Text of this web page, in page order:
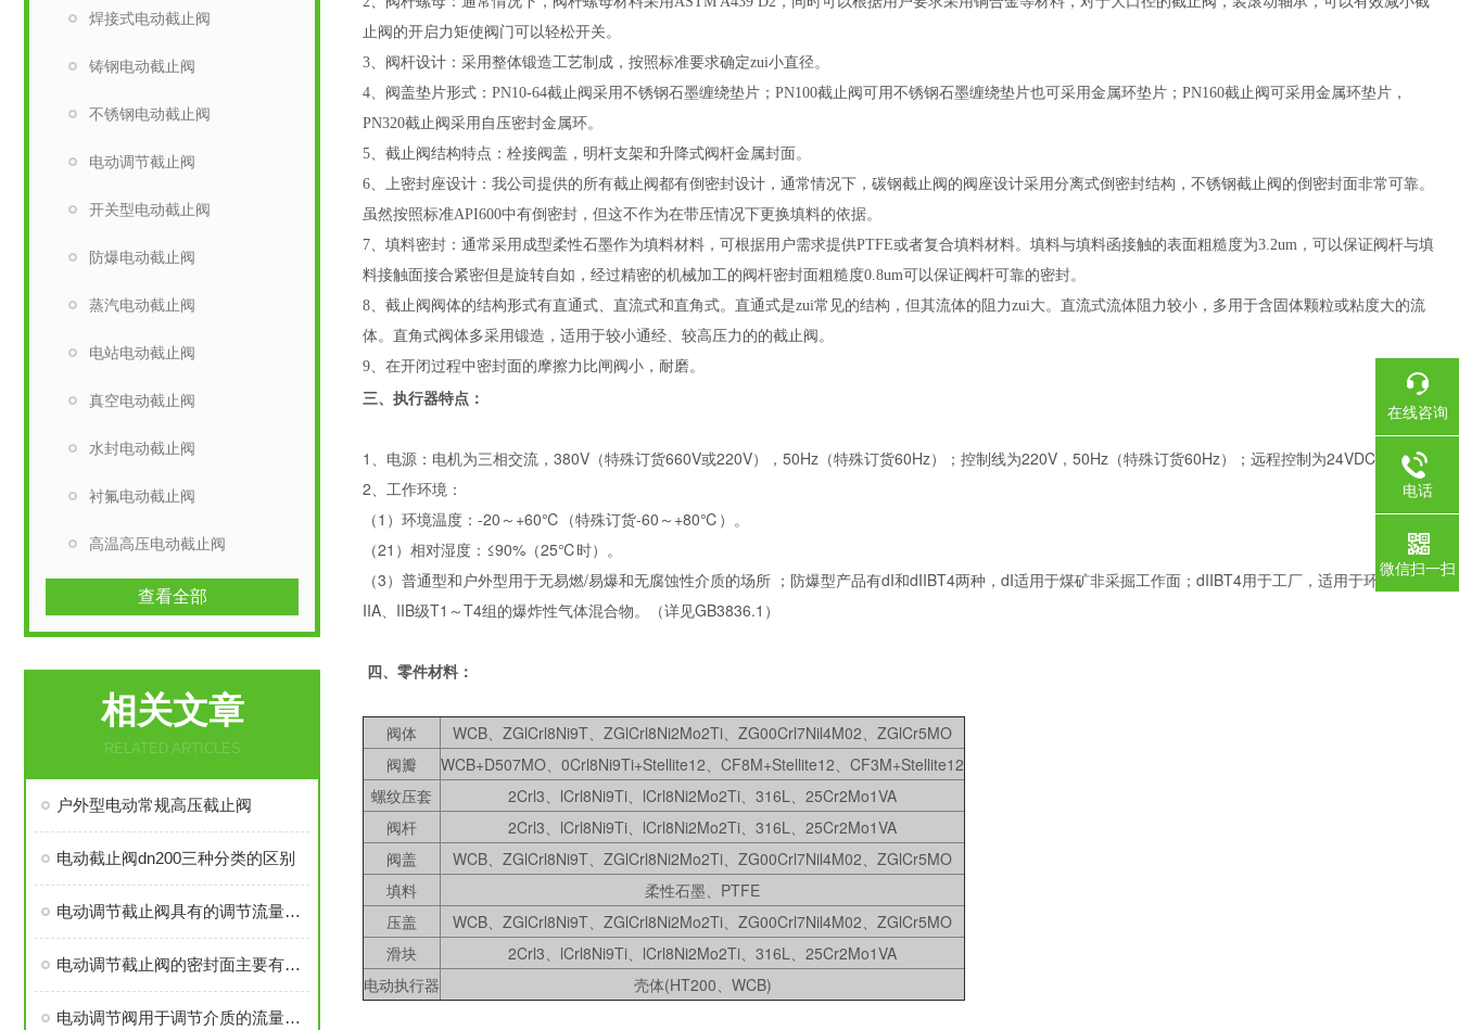
焊接式电动截止阀
铸钢电动截止阀
不锈钢电动截止阀
电动调节截止阀
开关型电动截止阀
防爆电动截止阀
蒸汽电动截止阀
电站电动截止阀
真空电动截止阀
水封电动截止阀
衬氟电动截止阀
高温高压电动截止阀
查看全部
相关文章
RELATED ARTICLES
户外型电动常规高压截止阀
电动截止阀dn200三种分类的区别
电动调节截止阀具有的调节流量的作用
电动调节截止阀的密封面主要有平面和锥面两种
电动调节阀用于调节介质的流量、压力和液位
止阀的开启力矩使阀门可以轻松开关。
3、 阀杆设计：采用整体锻造工艺制成，按照标准要求确定zui小直径。
4、 阀盖垫片形式：PN10-64截止阀采用不锈钢石墨缠绕垫片；PN100截止阀可用不锈钢石墨缠绕垫片也可采用金属环垫片；PN160截止阀可采用金属环垫片，
PN320截止阀采用自压密封金属环。
5、 截止阀结构特点：栓接阀盖，明杆支架和升降式阀杆金属封面。
6、 上密封座设计：我公司提供的所有截止阀都有倒密封设计，通常情况下，碳钢截止阀的阀座设计采用分离式倒密封结构，不锈钢截止阀的倒密封面非常可靠。
虽然按照标准API600中有倒密封，但这不作为在带压情况下更换填料的依据。
7、 填料密封：通常采用成型柔性石墨作为填料材料，可根据用户需求提供PTFE或者复合填料材料。填料与填料函接触的表面粗糙度为3.2um，可以保证阀杆与填
料接触面接合紧密但是旋转自如，经过精密的机械加工的阀杆密封面粗糙度0.8um可以保证阀杆可靠的密封。
8、 截止阀阀体的结构形式有直通式、直流式和直角式。直通式是zui常见的结构，但其流体的阻力zui大。直流式流体阻力较小，多用于含固体颗粒或粘度大的流
体。直角式阀体多采用锻造，适用于较小通经、较高压力的的截止阀。
9、在开闭过程中密封面的摩擦力比闸阀小，耐磨。
三、执行器特点：
1、电源：电机为三相交流，380V（特殊订货660V或220V），50Hz（特殊订货60Hz）；控制线为220V，50Hz（特殊订货60Hz）；远程控制为24VDC。
2、工作环境：
（1）环境温度：-20～+60℃（特殊订货-60～+80℃）。
（21）相对湿度：≤90%（25℃时）。
（3）普通型和户外型用于无易燃/易爆和无腐蚀性介质的场所 ；防爆型产品有dI和dIIBT4两种，dI适用于煤矿非采掘工作面；dIIBT4用于工厂，适用于环境为
IIA、IIB级T1～T4组的爆炸性气体混合物。（详见GB3836.1）
四、零件材料：
阀体
WCB、ZGlCrl8Ni9T、ZGlCrl8Ni2Mo2Ti、ZG00Crl7Nil4M02、ZGlCr5MO
阀瓣
WCB+D507MO、0Crl8Ni9Ti+Stellite12、CF8M+Stellite12、CF3M+Stellite12
螺纹压套
2Crl3、lCrl8Ni9Ti、lCrl8Ni2Mo2Ti、316L、25Cr2Mo1VA
阀杆
2Crl3、lCrl8Ni9Ti、lCrl8Ni2Mo2Ti、316L、25Cr2Mo1VA
阀盖
WCB、ZGlCrl8Ni9T、ZGlCrl8Ni2Mo2Ti、ZG00Crl7Nil4M02、ZGlCr5MO
填料
柔性石墨、PTFE
压盖
WCB、ZGlCrl8Ni9T、ZGlCrl8Ni2Mo2Ti、ZG00Crl7Nil4M02、ZGlCr5MO
滑块
2Crl3、lCrl8Ni9Ti、lCrl8Ni2Mo2Ti、316L、25Cr2Mo1VA
电动执行器
壳体(HT200、WCB)
在线咨询
电话
微信扫一扫